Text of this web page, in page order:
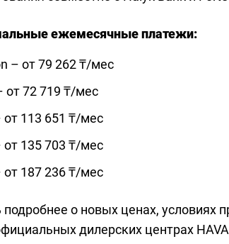
ежемесячные платежи:
– от 79 262 ₸/мес
от 72 719 ₸/мес
от 113 651 ₸/мес
от 135 703 ₸/мес
от 187 236 ₸/мес
подробнее о новых ценах, условиях
дилерских центрах